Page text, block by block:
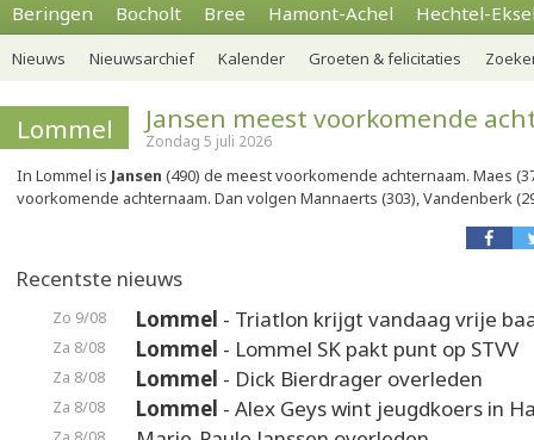
Beringen Bocholt Bree Hamont-Achel Hechtel-
Nieuws Nieuwsarchief Kalender Groeten & felicitaties
Lommel Jansen meest voorkomende
Zondag 5 juli 2026
In Lommel is Jansen (490) de meest voorkomende achternaam. Maes
voorkomende achternaam. Dan volgen Mannaerts (303), Vandenberk
Recentste nieuws
Zo 9/08 Lommel - Triatlon krijgt vandaag vrije
Za 8/08 Lommel - Lommel SK pakt punt op STVV
Za 8/08 Lommel - Dick Bierdrager overleden
Za 8/08 Lommel - Alex Geys wint jeugdkoers in